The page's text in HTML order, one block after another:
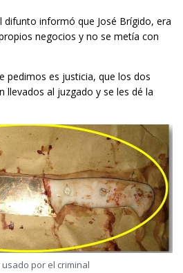
difunto informó que José Brígido, era
negocios y no se metía con
pedimos es justicia, que los dos
llevados al juzgado y se les dé la
usado por el criminal